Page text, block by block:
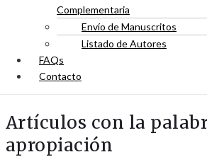
Complementaria
Envío de Manuscritos
Listado de Autores
FAQs
Contacto
Artículos con la
apropiación